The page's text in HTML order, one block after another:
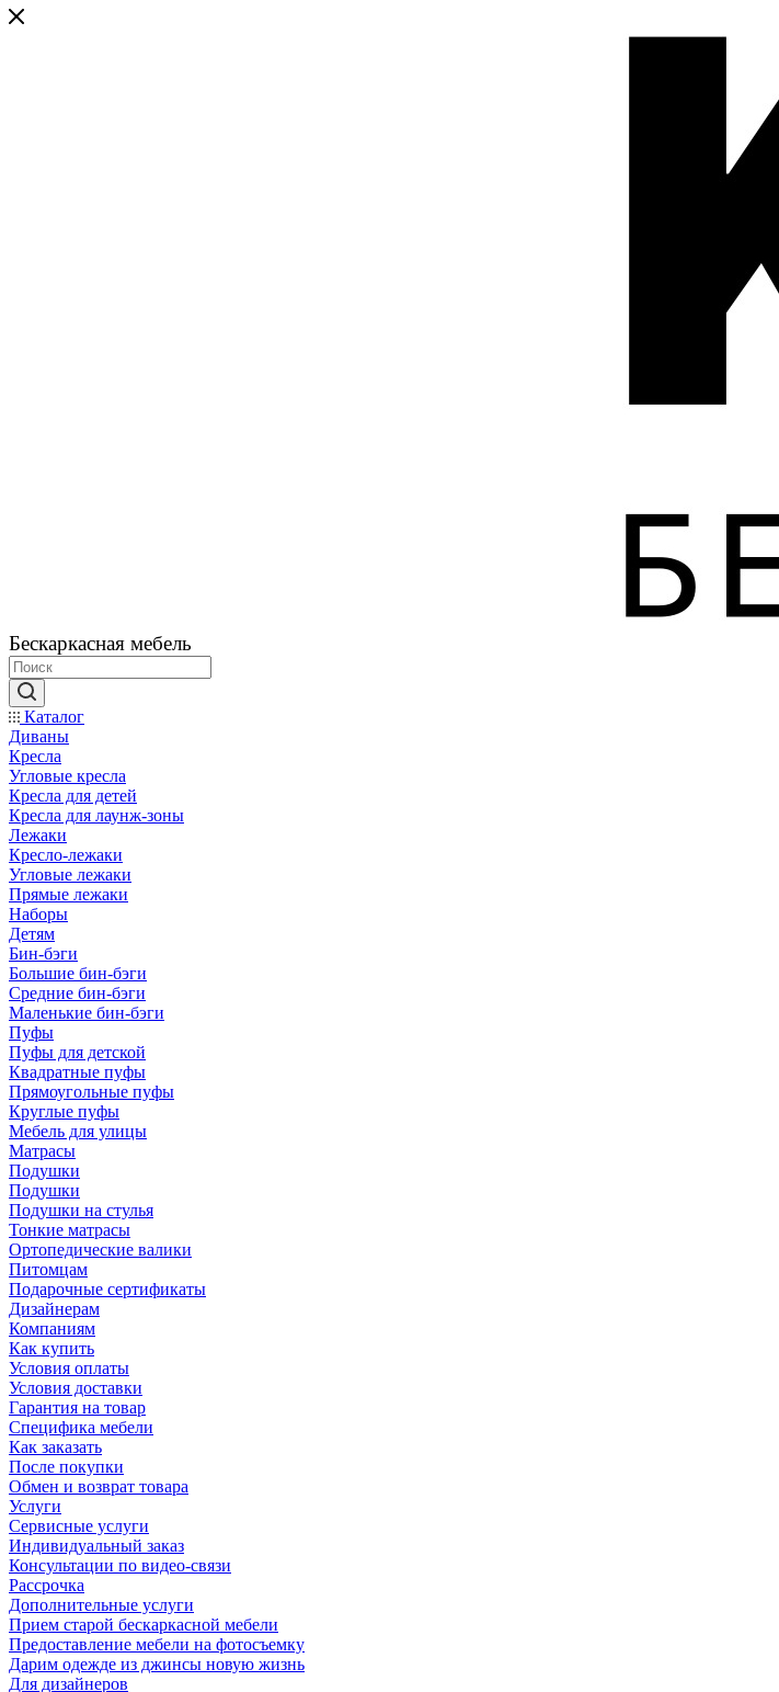
Бескаркасная мебель
Каталог
Диваны
Кресла
Угловые кресла
Кресла для детей
Кресла для лаунж-зоны
Лежаки
Кресло-лежаки
Угловые лежаки
Прямые лежаки
Наборы
Детям
Бин-бэги
Большие бин-бэги
Средние бин-бэги
Маленькие бин-бэги
Пуфы
Пуфы для детской
Квадратные пуфы
Прямоугольные пуфы
Круглые пуфы
Мебель для улицы
Матрасы
Подушки
Подушки
Подушки на стулья
Тонкие матрасы
Ортопедические валики
Питомцам
Подарочные сертификаты
Дизайнерам
Компаниям
Как купить
Условия оплаты
Условия доставки
Гарантия на товар
Специфика мебели
Как заказать
После покупки
Обмен и возврат товара
Услуги
Сервисные услуги
Индивидуальный заказ
Консультации по видео-связи
Рассрочка
Дополнительные услуги
Прием старой бескаркасной мебели
Предоставление мебели на фотосъемку
Дарим одежде из джинсы новую жизнь
Для дизайнеров